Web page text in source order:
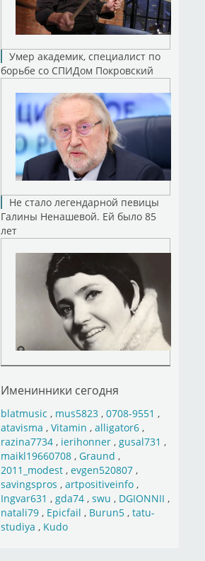
Умер академик, специалист по
борьбе со СПИДом Покровский
Не стало легендарной певицы
Галины Ненашевой. Ей было 85
лет
Именинники сегодня
blatmusic , mus5823, 0708-9551 ,
atavisma , Vitamin , alligator6,
razina7734, ierihonner, gusal731 ,
maikl19660708, Graund ,
2011_modest, evgen520807,
savingspros , artpositiveinfo,
Ingvar631 , gda74, swu , DGIONNII ,
natali79, Epicfail , Burun5, tatu-
studiya , Kudo